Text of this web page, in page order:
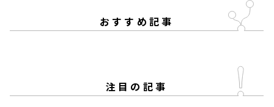
おすすめ記事
注目の記事